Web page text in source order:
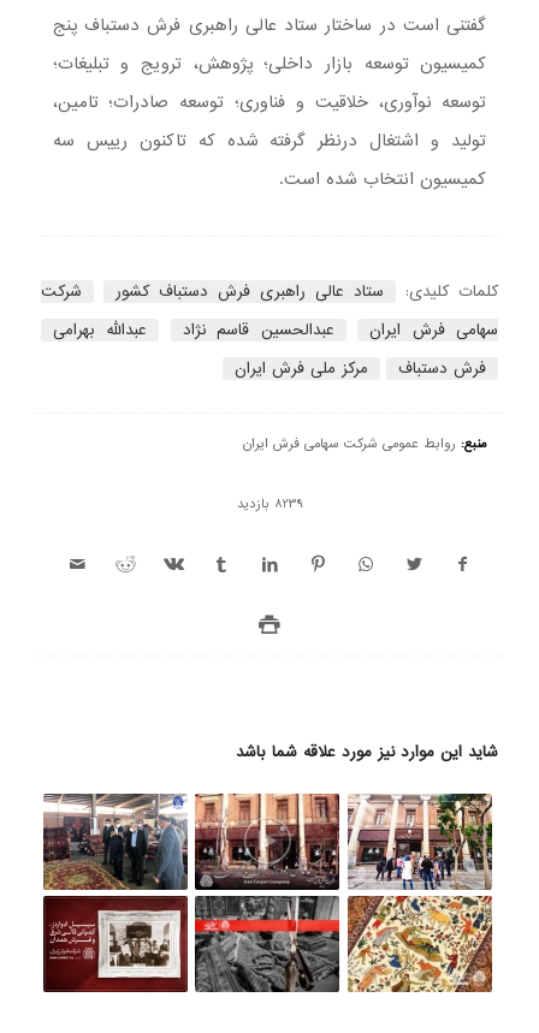
گفتنی است در ساختار ستاد عالی راهبری فرش دستباف پنج
کمیسیون توسعه بازار داخلی؛ پژوهش، ترویج و تبلیغات؛
توسعه نوآوری، خلاقیت و فناوری؛ توسعه صادرات؛ تامین،
تولید و اشتغال درنظر گرفته شده که تاکنون رییس سه
کمیسیون انتخاب شده است.
کلمات کلیدی: ستاد عالی راهبری فرش دستباف کشور
شرکت
سهامی فرش ایران
عبدالحسین قاسم نژاد
عبدالله بهرامی
فرش دستباف
مرکز ملی فرش ایران
منبع: روابط عمومی شرکت سهامی فرش ایران
8239 بازدید
شاید این موارد نیز مورد علاقه شما باشد